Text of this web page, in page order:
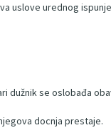
uslove urednog
dužnik se oslobađa
docnja prestaje.